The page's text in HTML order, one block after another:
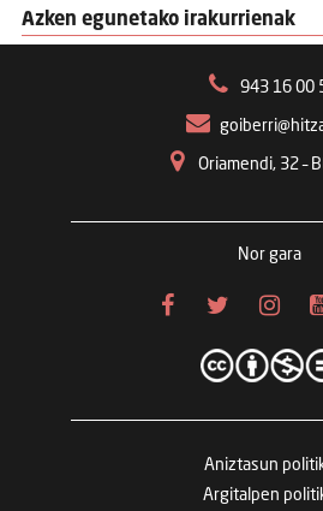
Azken egunetako irakurrienak
943 16 00
Oriamendi, 32 –
Nor gara
Aniztasun
Argitalpen